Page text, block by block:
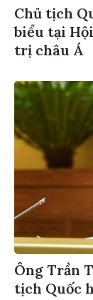
Chủ tịch
biểu tại
trị châu Á
Ông Trần
tịch Quốc